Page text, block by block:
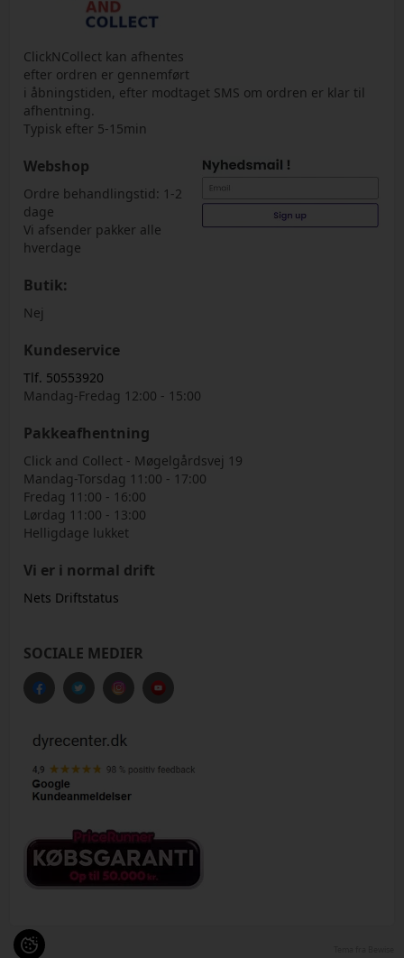
ClickNCollect kan afhentes
efter ordren er gennemført
i åbningstiden, efter modtaget SMS om ordren er klar til
afhentning.
Typisk efter 5-15min
Webshop
Ordre behandlingstid: 1-2
dage
Vi afsender pakker alle
hverdage
Butik:
Nej
Kundeservice
Tlf. 50553920
Mandag-Fredag 12:00 - 15:00
Pakkeafhentning
Click and Collect - Møgelgårdsvej 19
Mandag-Torsdag 11:00 - 17:00
Fredag 11:00 - 16:00
Lørdag 11:00 - 13:00
Helligdage lukket
Vi er i normal drift
Nets Driftstatus
SOCIALE MEDIER